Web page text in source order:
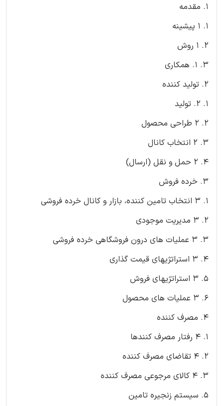
1. مقدمه
1. 1 پیشینه
2. 1 روش
3. 1. همکاری
2. تولید کننده
1. 2. تولید
2. 2 طراحی محصول
3. 2 انتخاب کانال
4. 2 حمل و نقل (ارسال)
3. خرده فروش
1. 3 انتخاب تامین کننده، بازار و کانال خرده فروشی
2. 3 مدیریت موجودی
3. 3 عملیات های درون فروشگاهی خرده فروشی
4. 3 استراتژیهای قیمت گذاری
5. 3 استراتژیهای فروش
6. 3 عملیات های محصول
4. مصرف کننده
1. 4 رفتار مصرف کنندها
2. 4 تقاضای مصرف کننده
3. 4 کالای مرجوعی مصرف کننده
5. سیستم زنجیره تامین